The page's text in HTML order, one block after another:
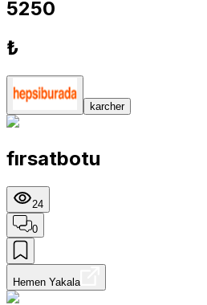
5250
₺
karcher
fırsatbotu
24
0
Hemen Yakala